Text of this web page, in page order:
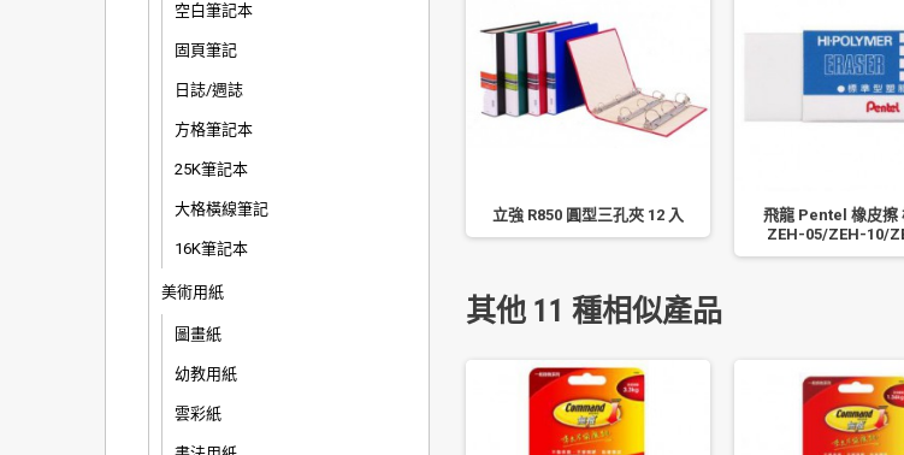
空白筆記本
固頁筆記
日誌/週誌
方格筆記本
25K筆記本
大格橫線筆記
16K筆記本
美術用紙
圖畫紙
幼教用紙
雲彩紙
巨倫 A-1168 三色原子筆 立強 R850 圓型三孔夾 12 入
飛龍 Pentel 橡皮擦
ZEH-05/ZEH-10/
其他 11 種相似產品